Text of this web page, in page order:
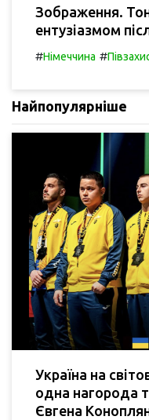
Зображення.
ентузіазмом
#Німеччина #
Найпопулярніше
Україна на
одна нагорода
Євгена